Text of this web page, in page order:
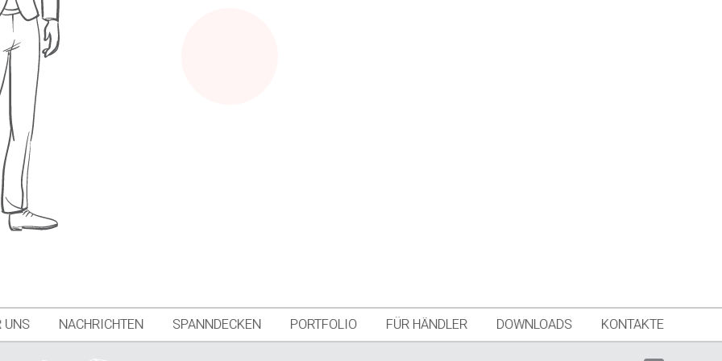
UNS NACHRICHTEN SPANNDECKEN PORTFOLIO FÜR HÄNDLER DOWNLOADS KONTAKTE